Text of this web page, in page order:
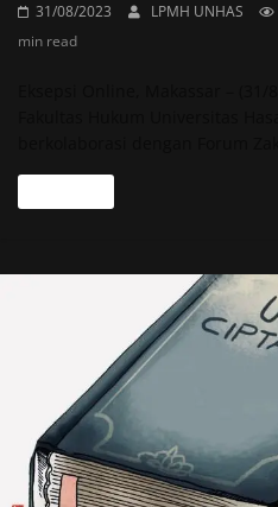
31/08/2023 LPMH UNHAS
min read